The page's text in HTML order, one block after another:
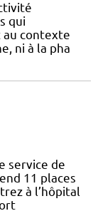
qui
au contexte
ni à la pha
service de
11 places
à l’hôpital